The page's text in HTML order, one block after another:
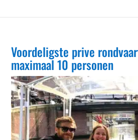
Voordeligste prive
maximaal 10 personen